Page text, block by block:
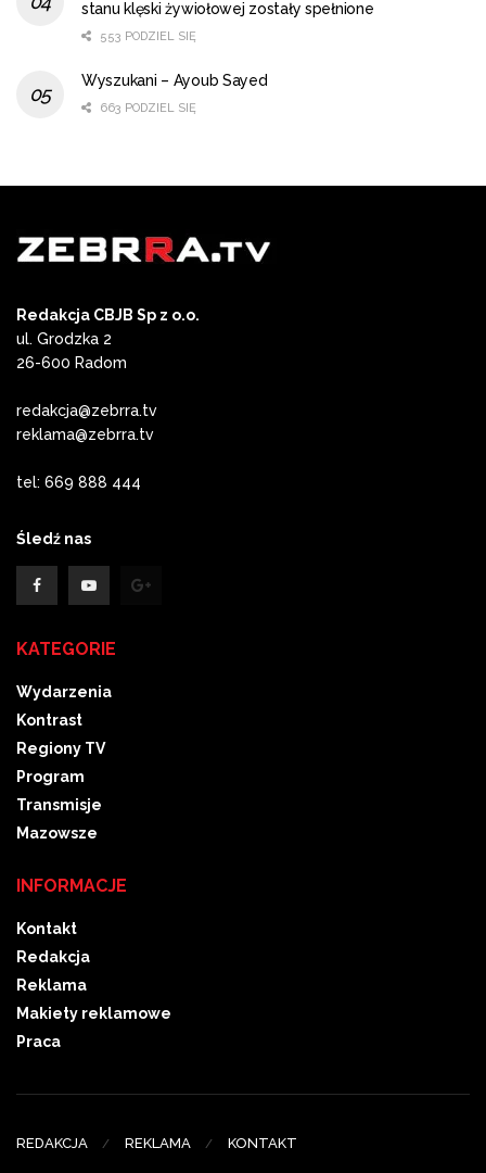
stanu klęski żywiołowej zostały spełnione
553 PODZIEL SIĘ
Wyszukani – Ayoub Sayed
663 PODZIEL SIĘ
Redakcja CBJB Sp z o.o.
ul. Grodzka 2
26-600 Radom
redakcja@zebrra.tv
reklama@zebrra.tv
tel: 669 888 444
Śledź nas
KATEGORIE
Wydarzenia
Kontrast
Regiony TV
Program
Transmisje
Mazowsze
INFORMACJE
Kontakt
Redakcja
Reklama
Makiety reklamowe
Praca
REDAKCJA REKLAMA KONTAKT